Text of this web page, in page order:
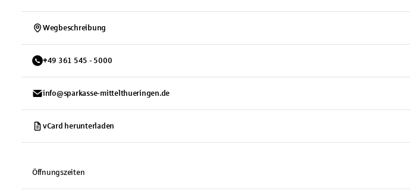
Wegbeschreibung
+49 361 545 - 5000
info@sparkasse-mittelthueringen.de
vCard herunterladen
Öffnungszeiten